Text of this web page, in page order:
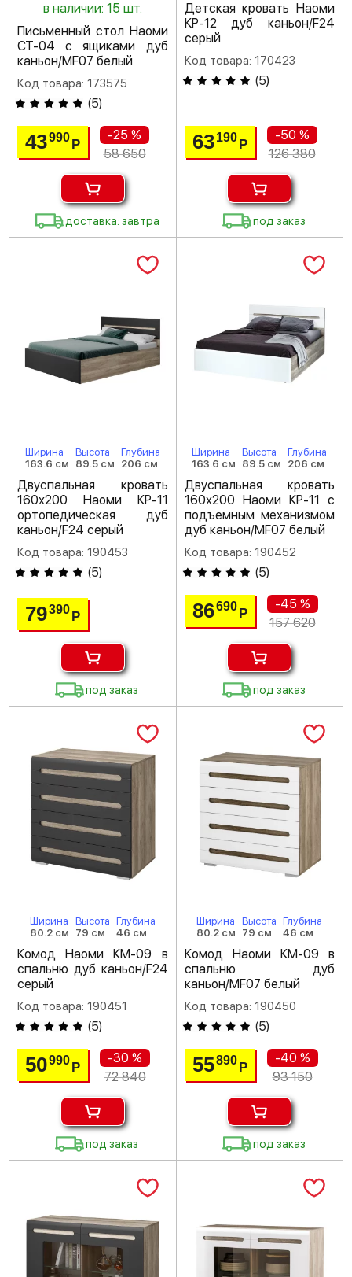
в наличии: 15 шт.
Письменный стол Наоми
СТ-04 с ящиками дуб
каньон/MF07 белый
Код товара: 173575
(5)
43990Р
-25 %
58 650
доставка: завтра
Детская кровать Наоми
КР-12 дуб каньон/F24
серый
Код товара: 170423
(5)
63 190 Р
-50 %
126 380
под заказ
Ширина
163.6 см
Высота
89.5 см
Глубина
206 см
Двуспальная кровать
160х200 Наоми КР-11
ортопедическая дуб
каньон/F24 серый
Код товара: 190453
(5)
79390Р
под заказ
Ширина
163.6 см
Высота
89.5 см
Глубина
206 см
Двуспальная кровать
160х200 Наоми КР-11 с
подъемным механизмом
дуб каньон/MF07 белый
Код товара: 190452
(5)
86690 Р
-45 %
157 620
под заказ
Ширина
80.2 см
Высота
79 см
Глубина
46 см
Комод Наоми КМ-09 в
спальню дуб каньон/F24
серый
Код товара: 190451
(5)
50990Р
-30 %
72 840
под заказ
Ширина
80.2 см
Высота
79 см
Глубина
46 см
Комод Наоми КМ-09 в
спальню дуб
каньон/MF07 белый
Код товара: 190450
(5)
55890 Р
-40 %
93 150
под заказ